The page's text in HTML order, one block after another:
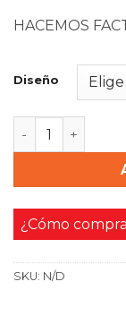
HACEMOS
Diseño
Esfera De
¿Cómo
SKU: N/D